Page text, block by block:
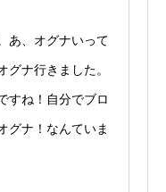
あ、オグナいって
グナ行きました。
すね！自分でブロ
グナ！なんていま